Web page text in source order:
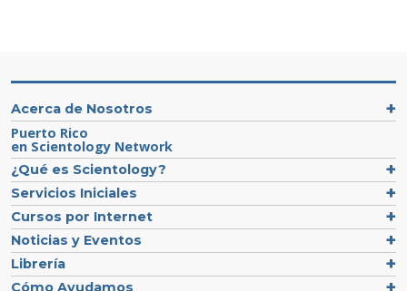
Acerca de Nosotros
Puerto Rico
en Scientology Network
¿Qué es Scientology?
Servicios Iniciales
Cursos por Internet
Noticias y Eventos
Librería
Cómo Ayudamos